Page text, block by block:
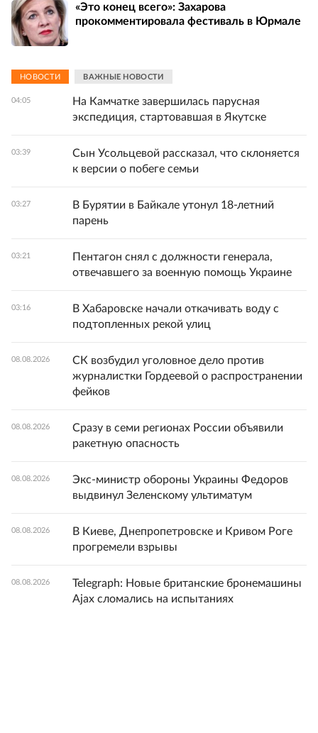
«Это конец всего»: Захарова
прокомментировала фестиваль в Юрмале
НОВОСТИ ВАЖНЫЕ НОВОСТИ
04:05
На Камчатке завершилась парусная
экспедиция, стартовавшая в Якутске
03:39
Сын Усольцевой рассказал, что склоняется
к версии о побеге семьи
03:27
В Бурятии в Байкале утонул 18-летний
парень
03:21
Пентагон снял с должности генерала,
отвечавшего за военную помощь Украине
03:16
В Хабаровске начали откачивать воду с
подтопленных рекой улиц
08.08.2026
СК возбудил уголовное дело против
журналистки Гордеевой о распространении
фейков
08.08.2026
Сразу в семи регионах России объявили
ракетную опасность
08.08.2026
Экс-министр обороны Украины Федоров
выдвинул Зеленскому ультиматум
08.08.2026
В Киеве, Днепропетровске и Кривом Роге
прогремели взрывы
08.08.2026
Telegraph: Новые британские бронемашины
Ajax сломались на испытаниях